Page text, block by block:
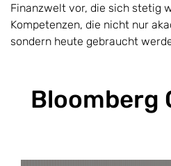
Finanzwelt vor, die sich stetig
Kompetenzen, die nicht nur
sondern heute gebraucht
Bloomberg